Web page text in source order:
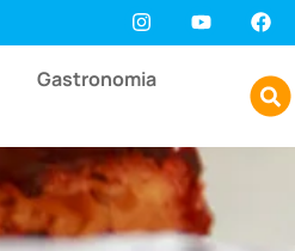
Gastronomia